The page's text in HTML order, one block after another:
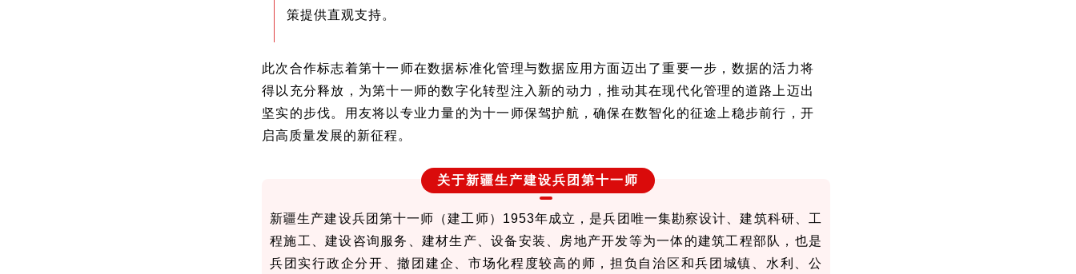
策提供直观支持。
此次合作标志着第十一师在数据标准化管理与数据应用方面迈出了重要一步，数据的活力将
得以充分释放，为第十一师的数字化转型注入新的动力，推动其在现代化管理的道路上迈出
坚实的步伐。用友将以专业力量的为十一师保驾护航，确保在数智化的征途上稳步前行，开
启高质量发展的新征程。
关于新疆生产建设兵团第十一师
新疆生产建设兵团第十一师（建工师）1953年成立，是兵团唯一集勘察设计、建筑科研、工
程施工、建设咨询服务、建材生产、设备安装、房地产开发等为一体的建筑工程部队，也是
兵团实行政企分开、撤团建企、市场化程度较高的师，担负自治区和兵团城镇、水利、公